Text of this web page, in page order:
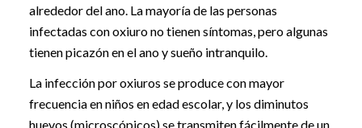
alrededor del ano. La mayoría de las personas
infectadas con oxiuro no tienen síntomas, pero algunas
tienen picazón en el ano y sueño intranquilo.
La infección por oxiuros se produce con mayor
frecuencia en niños en edad escolar, y los diminutos
huevos (microscópicos) se transmiten fácilmente de un